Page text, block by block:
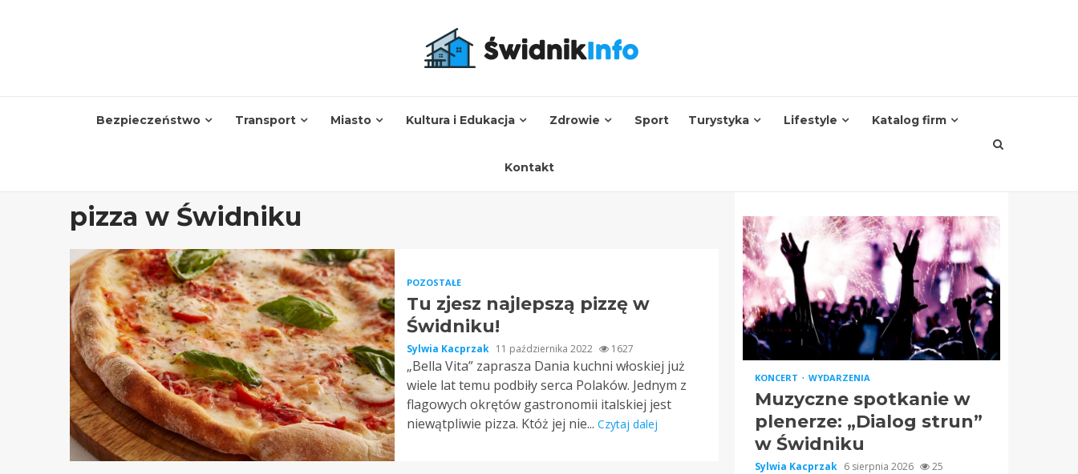
Bezpieczeństwo Transport Miasto Kultura i Edukacja Zdrowie Sport Turystyka Lifestyle Katalog firm
Kontakt
pizza w Świdniku
POZOSTAŁE
Tu zjesz najlepszą pizzę w
Świdniku!
Sylwia Kacprzak 11 października 2022 1627
„Bella Vita” zaprasza Dania kuchni włoskiej już
wiele lat temu podbiły serca Polaków. Jednym z
flagowych okrętów gastronomii italskiej jest
niewątpliwie pizza. Któż jej nie... Czytaj dalej
KONCERT WYDARZENIA
Muzyczne spotkanie w
plenerze: „Dialog strun”
w Świdniku
Sylwia Kacprzak 6 sierpnia 2026 25